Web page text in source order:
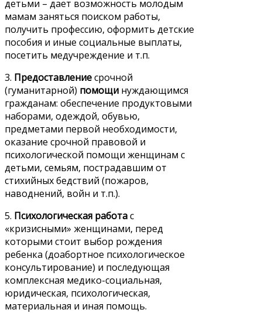
детьми – дает возможность молодым
мамам заняться поиском работы,
получить профессию, оформить детские
пособия и иные социальные выплаты,
посетить медучреждение и т.п.
3. Предоставлениесрочной
(гуманитарной) помощи нуждающимся
гражданам: обеспечение продуктовыми
наборами, одеждой, обувью,
предметами первой необходимости,
оказание срочной правовой и
психологической помощи женщинам с
детьми, семьям, пострадавшим от
стихийных бедствий (пожаров,
наводнений, войн и т.п.).
5. Психологическая работас
«кризисными» женщинами, перед
которыми стоит выбор рождения
ребенка (доабортное психологическое
консультирование) и последующая
комплексная медико-социальная,
юридическая, психологическая,
материальная и иная помощь.